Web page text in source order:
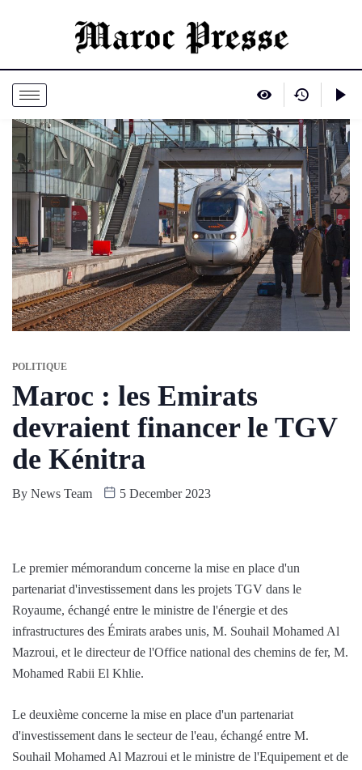
POLITIQUE
Maroc : les Emirats
devraient financer le TGV
de Kénitra
By News Team 5 December 2023
Le premier mémorandum concerne la mise en place d'un
partenariat d'investissement dans les projets TGV dans le
Royaume, échangé entre le ministre de l'énergie et des
infrastructures des Émirats arabes unis, M. Souhail Mohamed Al
Mazroui, et le directeur de l'Office national des chemins de fer, M.
Mohamed Rabii El Khlie.
Le deuxième concerne la mise en place d'un partenariat
d'investissement dans le secteur de l'eau, échangé entre M.
Souhail Mohamed Al Mazroui et le ministre de l'Equipement et de